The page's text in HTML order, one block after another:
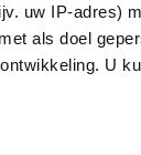
uw IP-adres)
als doel
U